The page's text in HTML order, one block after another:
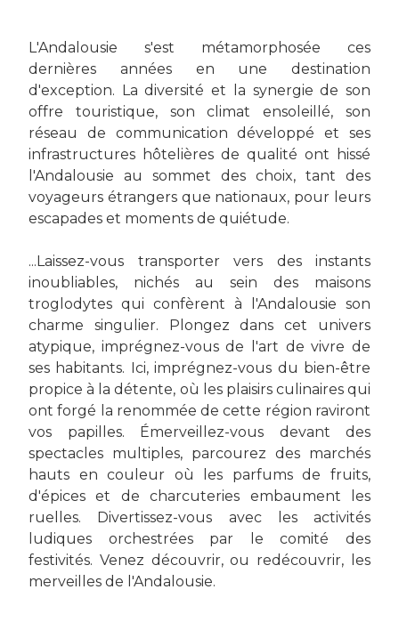
L'Andalousie s'est métamorphosée ces
dernières années en une destination
d'exception. La diversité et la synergie de son
offre touristique, son climat ensoleillé, son
réseau de communication développé et ses
infrastructures hôtelières de qualité ont hissé
l'Andalousie au sommet des choix, tant des
voyageurs étrangers que nationaux, pour leurs
escapades et moments de quiétude.
...Laissez-vous transporter vers des instants
inoubliables, nichés au sein des maisons
troglodytes qui confèrent à l'Andalousie son
charme singulier. Plongez dans cet univers
atypique, imprégnez-vous de l'art de vivre de
ses habitants. Ici, imprégnez-vous du bien-être
propice à la détente, où les plaisirs culinaires qui
ont forgé la renommée de cette région raviront
vos papilles. Émerveillez-vous devant des
spectacles multiples, parcourez des marchés
hauts en couleur où les parfums de fruits,
d'épices et de charcuteries embaument les
ruelles. Divertissez-vous avec les activités
ludiques orchestrées par le comité des
festivités. Venez découvrir, ou redécouvrir, les
merveilles de l'Andalousie.